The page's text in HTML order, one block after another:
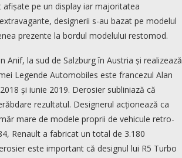
pe un display iar majoritatea
designerii s-au bazat pe modelul
prezente la bordul modelului restomod.
la sud de Salzburg în Austria și realizează
Legende Automobiles este francezul Alan
și iunie 2019. Derosier subliniază că
rezultatul. Designerul acționează ca
mare de modele proprii de vehicule retro-
Renault a fabricat un total de 3.180
este important că designul lui R5 Turbo